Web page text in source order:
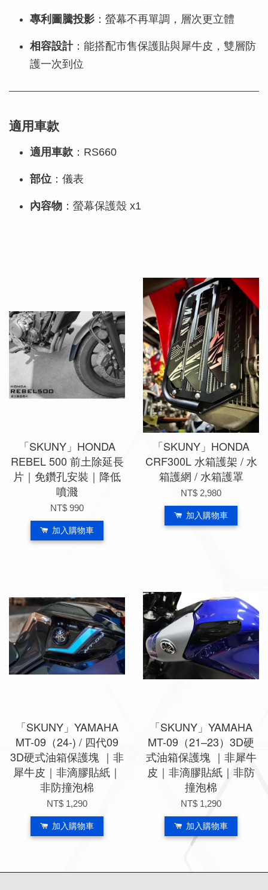
專利圖騰投影 ：螢幕不再單調，層次更立體
相容設計：能搭配市售保護貼與犀牛皮，雙層防
護一次到位
適用車款
適用車款 ：RS660
部位 ：儀表
內容物 ：螢幕保護殼 x1
「SKUNY」HONDA
REBEL 500 前土除延長
片｜免鑽孔安裝｜降低
噴濺
NT$ 990
加入購物車
「SKUNY」HONDA
CRF300L 水箱護架 / 水
箱護網 / 水箱護罩
NT$ 2,980
加入購物車
「SKUNY」YAMAHA
MT-09（24-) / 四代09
3D硬式油箱保護塊 ｜非
犀牛皮｜非滴膠貼紙｜
非防撞泡棉
NT$ 1,290
加入購物車
「SKUNY」YAMAHA
MT-09（21–23）3D硬
式油箱保護塊 ｜非犀牛
皮｜非滴膠貼紙｜非防
撞泡棉
NT$ 1,290
加入購物車